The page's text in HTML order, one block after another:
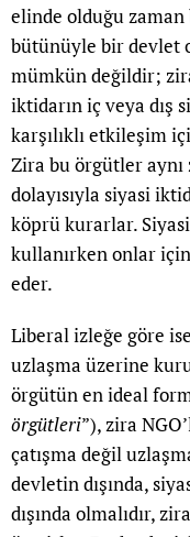
elinde olduğu
bütünüyle bir devlet
mümkün değildir;
iktidarın iç veya dış
karşılıklı etkileşim
Zira bu örgütler
dolayısıyla siyasi
köprü kurarlar.
kullanırken onlar
eder.
Liberal izleğe göre
uzlaşma üzerine
örgütün en ideal
örgütleri”), zira
çatışma değil
devletin dışında,
dışında olmalıdır,